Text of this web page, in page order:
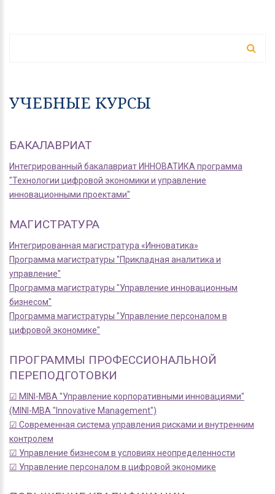
УЧЕБНЫЕ КУРСЫ
БАКАЛАВРИАТ
Интегрированный бакалавриат ИННОВАТИКА программа
"Технологии цифровой экономики и управление
инновационными проектами"
МАГИСТРАТУРА
Интегрированная магистратура «Инноватика»
Программа магистратуры "Прикладная аналитика и
управление"
Программа магистратуры "Управление инновационным
бизнесом"
Программа магистратуры "Управление персоналом в
цифровой экономике"
ПРОГРАММЫ ПРОФЕССИОНАЛЬНОЙ
ПЕРЕПОДГОТОВКИ
☑ MINI-MBA "Управление корпоративными инновациями"
(MINI-MBA "Innovative Management")
☑ Современная система управления рисками и внутренним
контролем
☑ Управление бизнесом в условиях неопределенности
☑ Управление персоналом в цифровой экономике